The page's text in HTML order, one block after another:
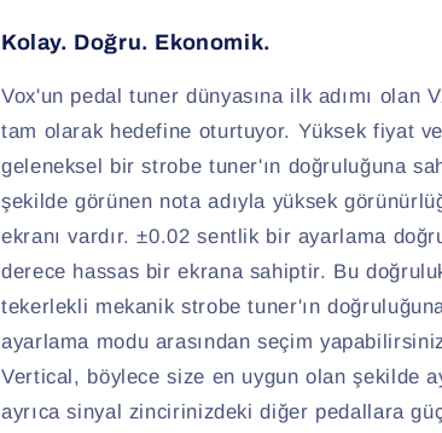
Kolay. Doğru. Ekonomik.
Vox'un pedal tuner dünyasına ilk adımı olan
tam olarak hedefine oturtuyor. Yüksek fiyat
geleneksel bir strobe tuner'ın doğruluğuna
şekilde görünen nota adıyla yüksek
ekranı vardır. ±0.02 sentlik bir ayarlama
derece hassas bir ekrana sahiptir. Bu
tekerlekli mekanik strobe tuner'ın
ayarlama modu arasından seçim
Vertical, böylece size en uygun olan şekilde
ayrıca sinyal zincirinizdeki diğer pedallara